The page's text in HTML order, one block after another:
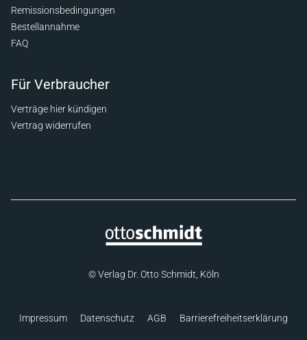
Remissionsbedingungen
Bestellannahme
FAQ
Für Verbraucher
Verträge hier kündigen
Vertrag widerrufen
© Verlag Dr. Otto Schmidt, Köln
Impressum Datenschutz AGB Barrierefreiheitserklärung